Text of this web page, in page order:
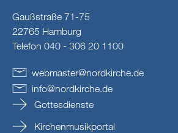
Gaußstraße 71-75
22765 Hamburg
Telefon 040 - 306 20 1100
webmaster@nordkirche.de
info@nordkirche.de
Gottesdienste
Kirchenmusikportal